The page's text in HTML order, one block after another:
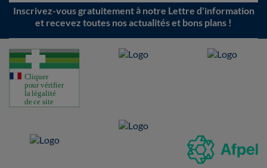
Inscrivez-vous gratuitement à notre Lettre d'information
et recevez toutes nos actualités et bons plans !